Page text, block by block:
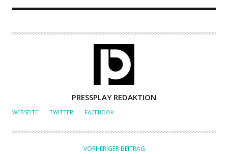
U
O
PRESSPLAY REDAKTION
WEBSEITE TWITTER FACEBOOK
VORHERIGER BEITRAG